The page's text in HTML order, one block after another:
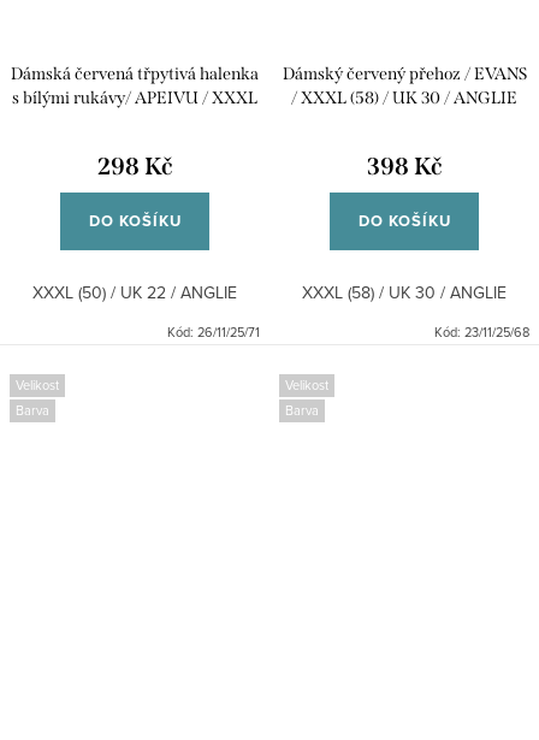
Dámská červená třpytivá halenka
s bílými rukávy/ APEIVU / XXXL
298 Kč
DO KOŠÍKU
XXXL (50) / UK 22 / ANGLIE
Kód: 26/11/25/71
Dámský červený přehoz / EVANS
/ XXXL (58) / UK 30 / ANGLIE
398 Kč
DO KOŠÍKU
XXXL (58) / UK 30 / ANGLIE
Kód: 23/11/25/68
Velikost
Barva
Velikost
Barva